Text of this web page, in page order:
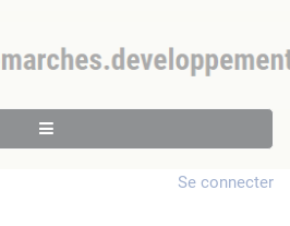
Se connecter